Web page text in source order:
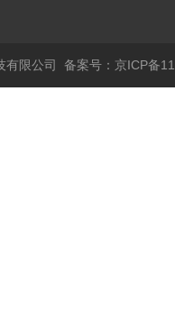
有限公司 备案号：京ICP备